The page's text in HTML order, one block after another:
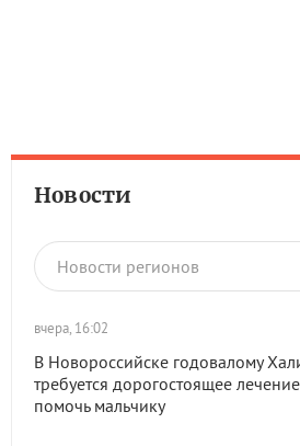
Новости
Новости регионов
вчера, 16:02
В Новороссийске годовалому
требуется дорогостоящее
помочь мальчику